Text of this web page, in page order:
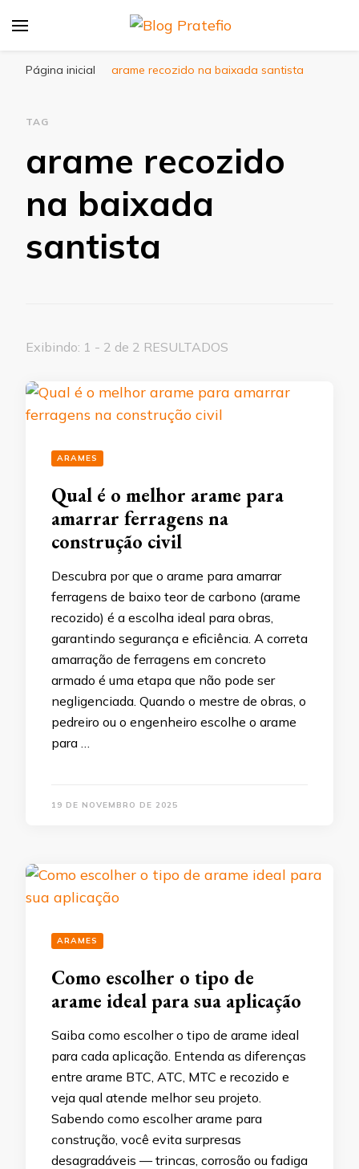
Página inicial arame recozido na baixada santista
TAG
arame recozido
na baixada
santista
Exibindo: 1 - 2 de 2 RESULTADOS
ARAMES
Qual é o melhor arame para
amarrar ferragens na
construção civil
Descubra por que o arame para amarrar
ferragens de baixo teor de carbono (arame
recozido) é a escolha ideal para obras,
garantindo segurança e eficiência. A correta
amarração de ferragens em concreto
armado é uma etapa que não pode ser
negligenciada. Quando o mestre de obras, o
pedreiro ou o engenheiro escolhe o arame
para …
19 DE NOVEMBRO DE 2025
ARAMES
Como escolher o tipo de
arame ideal para sua aplicação
Saiba como escolher o tipo de arame ideal
para cada aplicação. Entenda as diferenças
entre arame BTC, ATC, MTC e recozido e
veja qual atende melhor seu projeto.
Sabendo como escolher arame para
construção, você evita surpresas
desagradáveis — trincas, corrosão ou fadiga